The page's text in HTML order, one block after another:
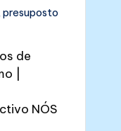
presuposto
de
|
NÓS